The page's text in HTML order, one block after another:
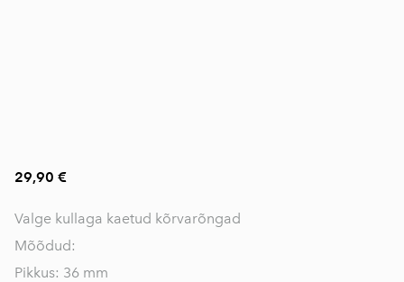
29,90 €
Valge kullaga kaetud kõrvarõngad
Mõõdud:
Pikkus: 36 mm